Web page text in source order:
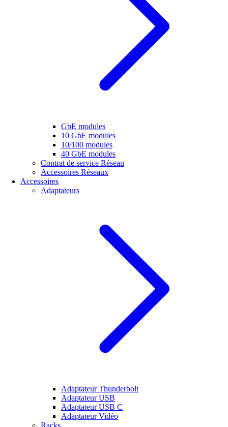
GbE modules
10 GbE modules
10/100 modules
40 GbE modules
Contrat de service Réseau
Accessoires Réseaux
Accessoires
Adaptateurs
Adaptateur Thunderbolt
Adaptateur USB
Adaptateur USB C
Adaptateur Vidéo
Racks